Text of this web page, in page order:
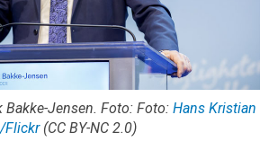
Jensen. Foto: Foto: Hans Kristian
Flickr(CC BY-NC 2.0)